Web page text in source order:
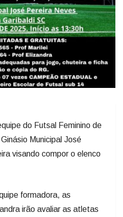
do Futsal Feminino de
Municipal José
visando compor o elenco
formadora, as
irão avaliar as atletas